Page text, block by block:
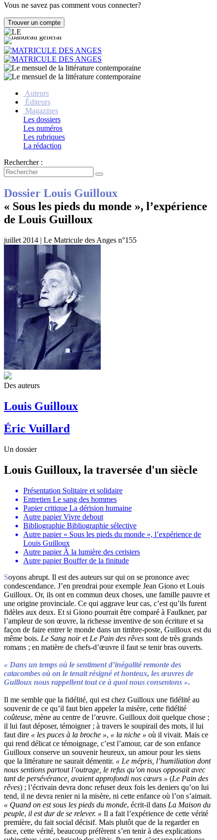
Vous ne savez pas comment vous connecter?
Auteurs
Éditeurs
Magazines
Les dossiers
Les numéros
Les rubriques
La rédaction
Rechercher :
Dossier Louis Guilloux
« Sous les pieds du monde », l’expérience
de Louis Guilloux
juillet 2014 | Le Matricule des Anges n°155
Des auteurs
Louis Guilloux
Éric Vuillard
Un dossier
Louis Guilloux, la traversée d'un siècle
Présentation Solitaire et solidaire
Entretien Le sang des hommes
Papier critique La dérision humaine
Autre papierVivre debout
Bibliographie Bibliographie sélective
Autre papier « Sous les pieds du monde », l’expérience de
Louis Guilloux
Autre papier À la lumière des cerisiers
Autre papierBouffer de la finitude
Soyons abrupt. Il est des auteurs sur qui on se prononce avec
condescendance. J’en prendrai pour exemple Jean Giono et Louis
Guilloux. Or, ils ont en commun deux choses, une famille pauvre et
une origine provinciale. Ce qui aggrave leur cas, c’est qu’ils furent
fidèles aux deux. Et si Giono pourrait être comparé à Faulkner, par
l’ampleur de son œuvre, la richesse inventive de son écriture et sa
façon de faire entrer le monde dans un timbre-poste, Guilloux est du
même bois. Le Sang noiret Le Pain des rêves sont de très grands
romans ; en matière de chefs-d’œuvre il faut se tenir bras ouverts.
« Dans un temps où le sentiment d’inégalité remonte des
catacombes où on le tenait résigné et honteux, les œuvres de
Guilloux nous rappellent tout ce à quoi nous consentons ».
Il me semble que la fidélité, qui est chez Guilloux une fidélité au
souvenir de ce qu’il faut bien appeler la misère, cette fidélité
coûteuse, mène au centre de l’œuvre. Guilloux doit quelque chose ;
il lui faut déposer, témoigner ; à travers le soupirail des mots, il lui
faut dire « les puces à la broche », « la niche » où il vivait. Mais ce
qui rend délicat ce témoignage, c’est l’amour, car de son enfance
Guilloux conserve un souvenir heureux, un amour pour les siens
que la littérature ne saurait démentir. « Le mépris, l’humiliation dont
nous sentions partout l’outrage, le refus qu’on nous opposait avec
tant de persévérance, avaient approfondi nos cœurs » (Le Pain des
rêves) ; l’écrivain devra donc refuser deux fois les deniers qu’on lui
tend, il ne devra renier ni la misère, ni cette enfance où l’on s’aimait.
« Quand on est sous les pieds du monde, écrit-il dans La Maison du
peuple, il est dur de se relever. » Il a fait l’expérience de cette vérité
première, du fait social décisif. Mais plutôt que de la regarder en
face, cette vérité, beaucoup préfèrent s’en tenir à des explications